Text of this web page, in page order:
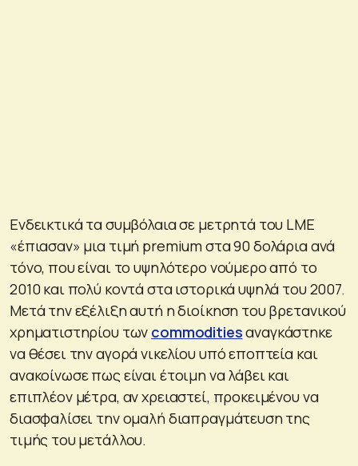
Ενδεικτικά τα συμβόλαια σε μετρητά του LME
«έπιασαν» μια τιμή premium στα 90 δολάρια ανά
τόνο, που είναι το υψηλότερο νούμερο από το
2010 και πολύ κοντά στα ιστορικά υψηλά του 2007.
Μετά την εξέλιξη αυτή η διοίκηση του βρετανικού
χρηματιστηρίου των commoditiesαναγκάστηκε
να θέσει την αγορά νικελίου υπό εποπτεία και
ανακοίνωσε πως είναι έτοιμη να λάβει και
επιπλέον μέτρα, αν χρειαστεί, προκειμένου να
διασφαλίσει την ομαλή διαπραγμάτευση της
τιμής του μετάλλου.